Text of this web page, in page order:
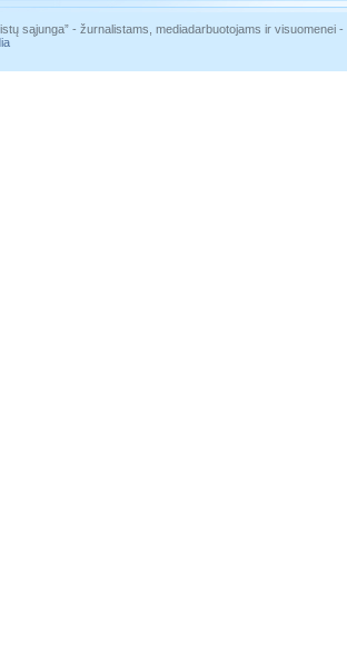
sąjunga” - žurnalistams, mediadarbuotojams ir visuomenei